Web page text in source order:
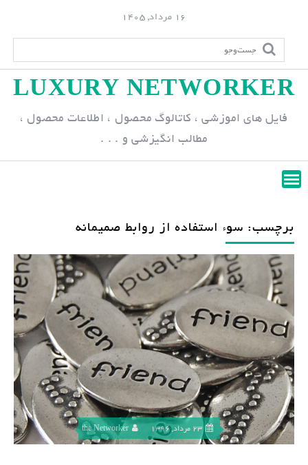
p
n
16 مرداد, 1405
LUXURY NETWORKER
فایل های اموزشی ، کاتالوگ محصول ، اطلاعات محصول ،
مطالب انگیزشی و . . .
برچسب: سوء استفاده از روابط صمیمانه
23 مرداد, 1396 the Networker